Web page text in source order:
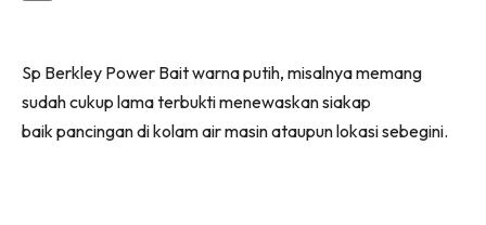
Sp Berkley Power Bait warna putih, misalnya memang
sudah cukup lama terbukti menewaskan siakap
baik pancingan di kolam air masin ataupun lokasi sebegini.